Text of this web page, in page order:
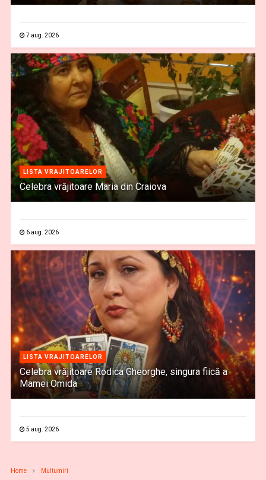
7 aug. 2026
LISTA VRAJITOARELOR
Celebra vrăjitoare Maria din Craiova
6 aug. 2026
LISTA VRAJITOARELOR
Celebra vrăjitoare Rodica Gheorghe, singura fiică a
Mamei Omida
5 aug. 2026
Home Multumiri